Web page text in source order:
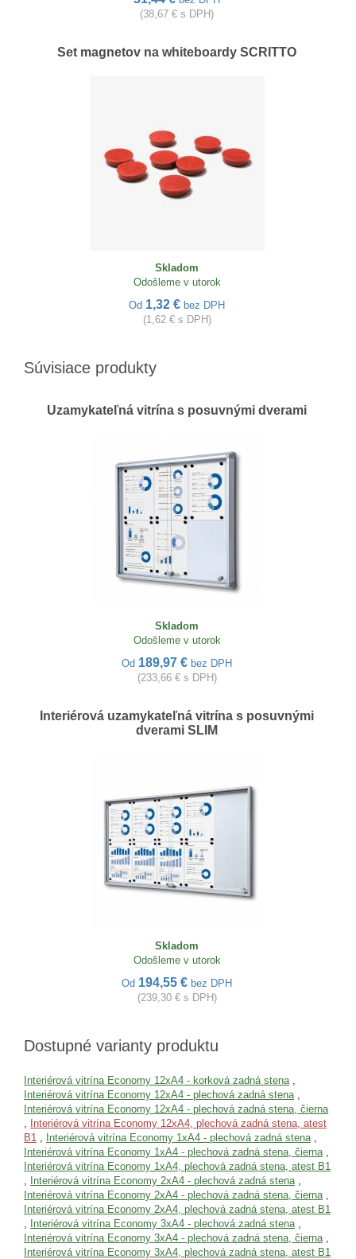
(38,67 € s DPH)
Set magnetov na whiteboardy SCRITTO
Skladom
Odošleme v utorok
Od 1,32 € bez DPH
(1,62 € s DPH)
Súvisiace produkty
Uzamykateľná vitrína s posuvnými dverami
Skladom
Odošleme v utorok
Od 189,97 € bez DPH
(233,66 € s DPH)
Interiérová uzamykateľná vitrína s posuvnými
dverami SLIM
Skladom
Odošleme v utorok
Od 194,55 € bez DPH
(239,30 € s DPH)
Dostupné varianty produktu
Interiérová vitrína Economy 12xA4 - korková zadná stena ,
Interiérová vitrína Economy 12xA4 - plechová zadná stena ,
Interiérová vitrína Economy 12xA4 - plechová zadná stena, čierna
,
Interiérová vitrína Economy 12xA4, plechová zadná stena, atest
B1 , Interiérová vitrína Economy 1xA4 - plechová zadná stena ,
Interiérová vitrína Economy 1xA4 - plechová zadná stena, čierna ,
Interiérová vitrína Economy 1xA4, plechová zadná stena, atest B1
,
Interiérová vitrína Economy 2xA4 - plechová zadná stena ,
Interiérová vitrína Economy 2xA4 - plechová zadná stena, čierna ,
Interiérová vitrína Economy 2xA4, plechová zadná stena, atest B1
,
Interiérová vitrína Economy 3xA4 - plechová zadná stena ,
Interiérová vitrína Economy 3xA4 - plechová zadná stena, čierna ,
Interiérová vitrína Economy 3xA4, plechová zadná stena, atest B1